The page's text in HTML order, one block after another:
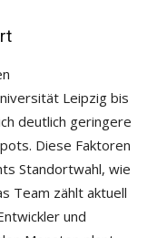
Leipzig bis
deutlich geringere
Diese Faktoren
Standortwahl, wie
Team zählt aktuell
und